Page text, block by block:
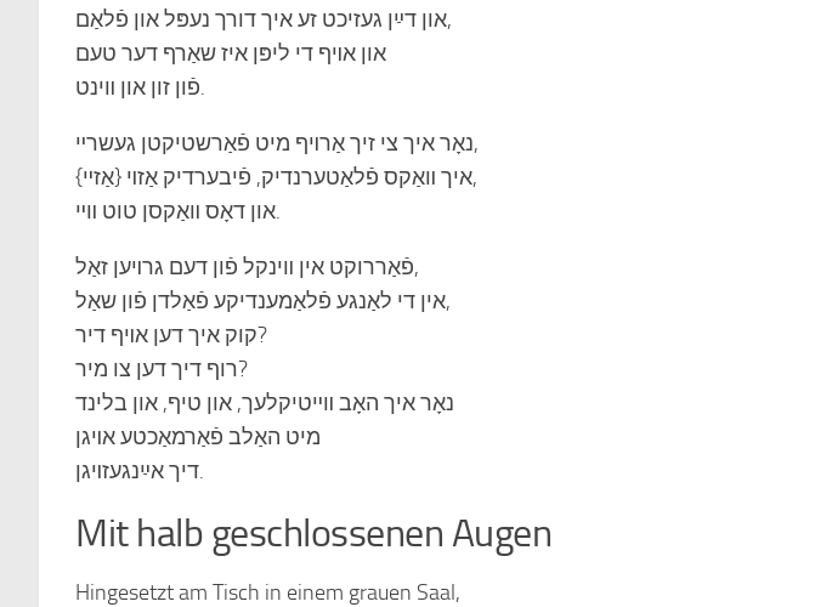
און דײַן געזיכט זע איך דורך נעפּל און פֿלאַם,
און אױף די ליפּן איז שאַרף דער טעם
פֿון זון און װינט.
נאָר איך צי זיך אַרױף מיט פֿאַרשטיקטן געשרײ,
איך װאַקס פֿלאַטערנדיק, פֿיבערדיק אַזױ {אַזײ},
און דאָס װאַקסן טוט װײ.
פֿאַררוקט אין װינקל פֿון דעם גרױען זאַל,
אין די לאַנגע פֿלאַמענדיקע פֿאַלדן פֿון שאַל,
קוק איך דען אױף דיר?
רוף דיך דען צו מיר?
נאָר איך האָב װײטיקלעך, און טיף, און בלינד
מיט האַלב פֿאַרמאַכטע אױגן
דיך אײַנגעזױגן.
Mit halb geschlossenen Augen
Hingesetzt am Tisch in einem grauen Saal,